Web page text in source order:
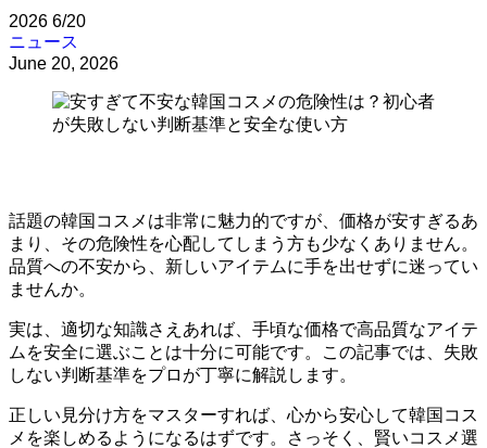
2026 6/20
ニュース
June 20, 2026
話題の韓国コスメは非常に魅力的ですが、価格が安すぎるあ
まり、その危険性を心配してしまう方も少なくありません。
品質への不安から、新しいアイテムに手を出せずに迷ってい
ませんか。
実は、適切な知識さえあれば、手頃な価格で高品質なアイテ
ムを安全に選ぶことは十分に可能です。この記事では、失敗
しない判断基準をプロが丁寧に解説します。
正しい見分け方をマスターすれば、心から安心して韓国コス
メを楽しめるようになるはずです。さっそく、賢いコスメ選